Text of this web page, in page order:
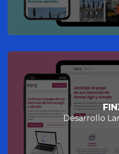
Desarrollo